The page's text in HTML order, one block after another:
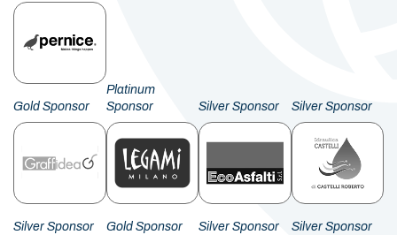
Gold Sponsor
Platinum
Sponsor
Silver Sponsor Silver Sponsor
Silver Sponsor Gold Sponsor Silver Sponsor Silver Sponsor